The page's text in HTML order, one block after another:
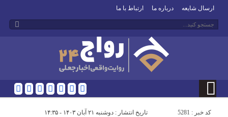
ارسال شایعه درباره ما ارتباط با ما
کد خبر : 5281 تاریخ انتشار : دوشنبه ۲۱ آبان ۱۴۰۳ - ۱۴:۳۵